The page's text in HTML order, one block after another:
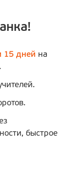
15 дней на
быстрое